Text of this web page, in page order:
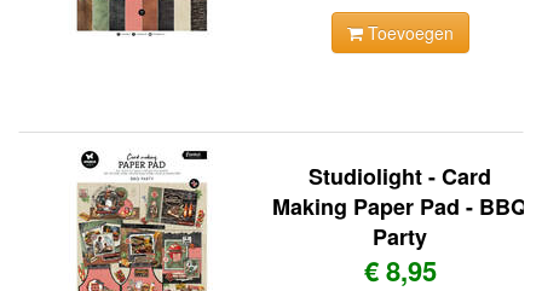
Toevoegen
Studiolight - Card
Making Paper Pad - BBQ
Party
€ 8,95